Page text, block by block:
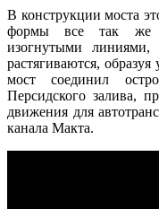
В конструкции моста
формы все так же
изогнутыми линиями,
растягиваются,
мост соединил
Персидского залива,
движения для
канала Макта.